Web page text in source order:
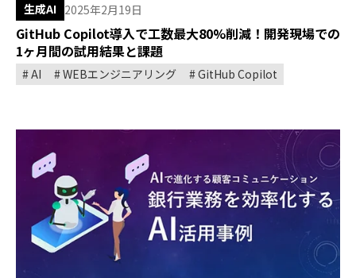
生成AI 2025年2月19日
GitHub Copilot導入で工数最大80%削減！開発現場での
1ヶ月間の試用結果と課題
AI WEBエンジニアリング GitHub Copilot